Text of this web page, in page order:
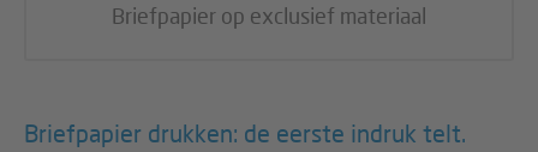
Briefpapier op exclusief materiaal
Briefpapier drukken: de eerste indruk telt.